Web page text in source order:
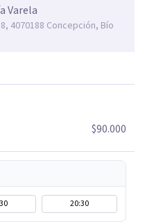
terapia infanto
depresión,
neurosis,
bipolar, violación,
propio, autoestima,
psicología online,
Varela
4070188 Concepción, Bío
$90.000
20:30